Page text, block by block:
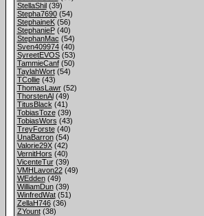
StellaShil(39)
Stepha7690(54)
StephaineK(56)
StephanieP(40)
StephanMac (54)
Sven409974(40)
SyreetEVOS(53)
TammieCanf(50)
TaylahWort(54)
TCollie(43)
ThomasLawr(52)
ThorstenAl(49)
TitusBlack (41)
TobiasToze(39)
TobiasWors (43)
TreyForste(40)
UnaBarron(54)
Valorie29X(42)
VernitHors (40)
VicenteTur(39)
VMHLavon22(49)
WEdden(49)
WilliamDun(39)
WinfredWat(51)
ZellaH746(36)
ZYount(38)